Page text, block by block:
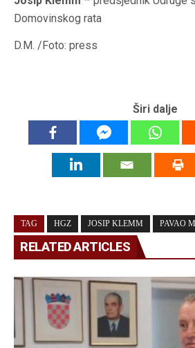
Domovinskog rata
D.M. /Foto: press
Širi dalje
TAG HGZ JOSIP KLEMM PAVAO
RELATED ARTICLES